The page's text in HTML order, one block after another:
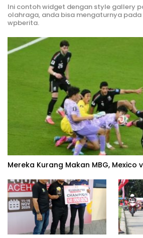
Ini contoh widget dengan style gallery
olahraga, anda bisa mengaturnya
wpberita.
Mereka Kurang Makan MBG, Mexico